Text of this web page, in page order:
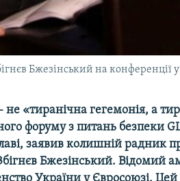
Бжезінський на конференції у
не «тиранічна гегемонія, а
форуму з питань безпеки
заявив колишній радник
Бжезінський. Відомий